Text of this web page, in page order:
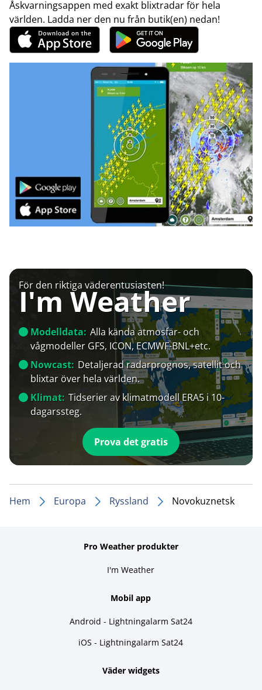
Åskvarningsappen med exakt blixtradar för hela
världen. Ladda ner den nu från butik(en) nedan!
För den riktiga väderentusiasten!
I'm Weather
Modelldata: Alla kända atmosfär- och
vågmodeller GFS, ICON, ECMWF-BNL+etc.
Nowcast: Detaljerad radarprognos, satellit och
blixtar över hela världen.
Klimat: Tidserier av klimatmodell ERA5 i 10-
dagarssteg.
Prova det gratis
Hem Europa Ryssland Novokuznetsk
Pro Weather produkter
I'm Weather
Mobil app
Android - Lightningalarm Sat24
iOS - Lightningalarm Sat24
Väder widgets